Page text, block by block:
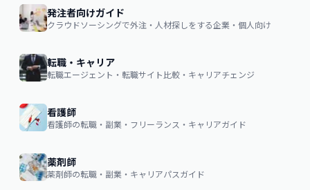
発注者向けガイド
クラウドソーシングで外注・人材探しをする企業・個人向け
転職・キャリア
転職エージェント・転職サイト比較・キャリアチェンジ
看護師
看護師の転職・副業・フリーランス・キャリアガイド
薬剤師
薬剤師の転職・副業・キャリアパスガイド